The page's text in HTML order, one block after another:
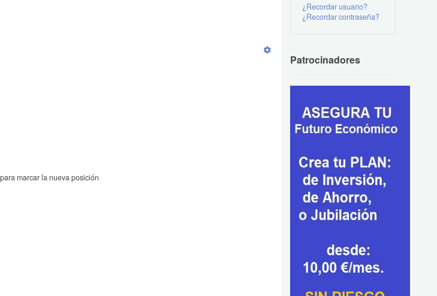
marcar la nueva posición
¿Recordar usuario?
¿Recordar contraseña?
Patrocinadores